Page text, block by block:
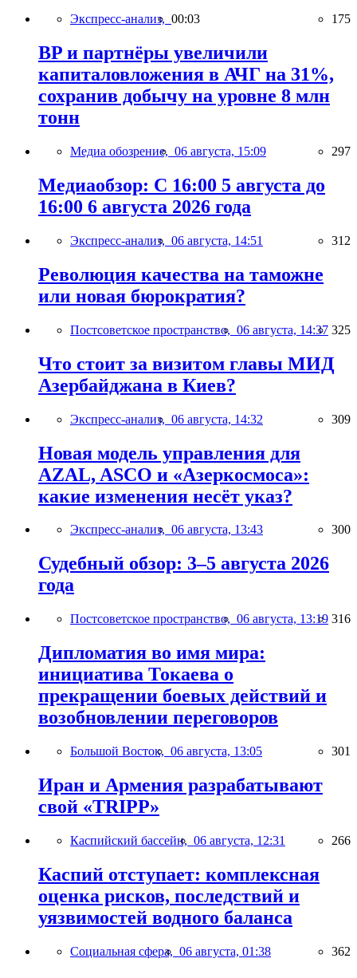
Экспресс-анализ, 00:03 175
BP и партнёры увеличили
капиталовложения в АЧГ на 31%,
сохранив добычу на уровне 8 млн
тонн
Медиа обозрение, 06 августа, 15:09 297
Медиаобзор: С 16:00 5 августа до
16:00 6 августа 2026 года
Экспресс-анализ, 06 августа, 14:51 312
Революция качества на таможне
или новая бюрократия?
Постсоветское пространство, 06 августа, 14:37 325
Что стоит за визитом главы МИД
Азербайджана в Киев?
Экспресс-анализ, 06 августа, 14:32 309
Новая модель управления для
AZAL, ASCO и «Азеркосмоса»:
какие изменения несёт указ?
Экспресс-анализ, 06 августа, 13:43 300
Судебный обзор: 3–5 августа 2026
года
Постсоветское пространство, 06 августа, 13:19 316
Дипломатия во имя мира:
инициатива Токаева о
прекращении боевых действий и
возобновлении переговоров
Большой Восток, 06 августа, 13:05 301
Иран и Армения разрабатывают
свой «TRIPP»
Каспийский бассейн, 06 августа, 12:31 266
Каспий отступает: комплексная
оценка рисков, последствий и
уязвимостей водного баланса
Социальная сфера, 06 августа, 01:38 362